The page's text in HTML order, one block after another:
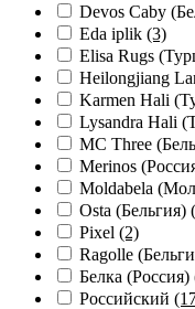
Devos Caby
Eda iplik (3)
Elisa Rugs
Heilongjiang
Karmen Hali
Lysandra Hali
MC Three
Merinos
Moldabela
Osta (Бельгия)
Pixel (2)
Ragolle
Белка (Россия)
Российский